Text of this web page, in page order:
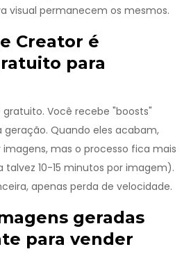
visual permanecem os mesmos.
Creator é
para
gratuito. Você recebe "boosts"
geração. Quando eles acabam,
mas o processo fica mais
10-15 minutos por imagem).
apenas perda de velocidade.
geradas
para vender